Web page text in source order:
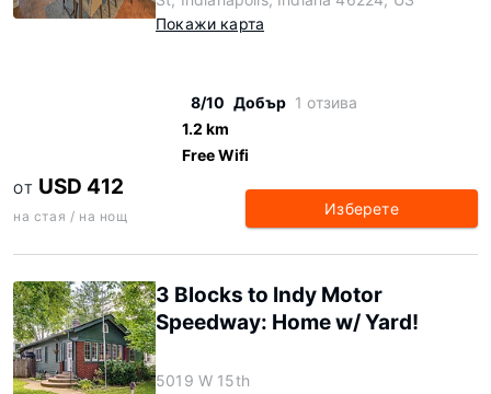
Покажи карта
8/10 Добър 1 отзива
1.2 km
Free Wifi
ОТ USD 412
на стая / на нощ Изберете
3 Blocks to Indy Motor
Speedway: Home w/ Yard!
5019 W 15th